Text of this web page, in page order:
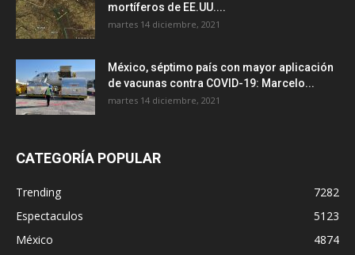
mortíferos de EE.UU....
martes 14 diciembre, 2021
México, séptimo país con mayor aplicación
de vacunas contra COVID-19: Marcelo...
martes 14 diciembre, 2021
CATEGORÍA POPULAR
Trending
7282
Espectaculos
5123
México
4874